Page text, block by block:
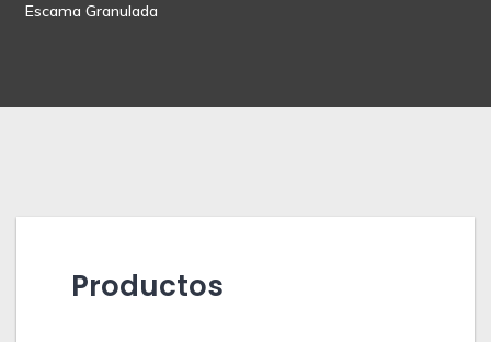
Escama Granulada
Productos